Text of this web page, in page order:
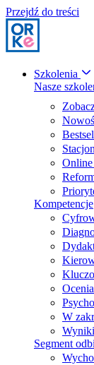
Przejdź do treści
Szkolenia
Nasze
Kompetencje
W
Segment